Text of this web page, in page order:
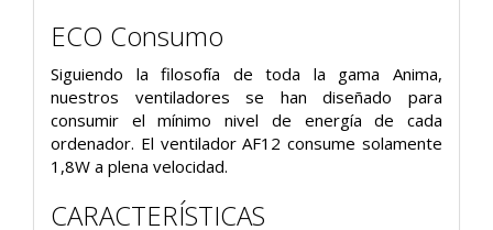
ECO Consumo
Siguiendo la filosofía de toda la gama Anima,
nuestros ventiladores se han diseñado para
consumir el mínimo nivel de energía de cada
ordenador. El ventilador AF12 consume solamente
1,8W a plena velocidad.
CARACTERÍSTICAS